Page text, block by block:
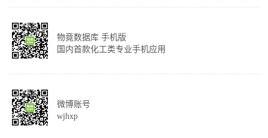
物竟数据库 手机版
国内首款化工类专业手机应用
微博账号
wjhxp